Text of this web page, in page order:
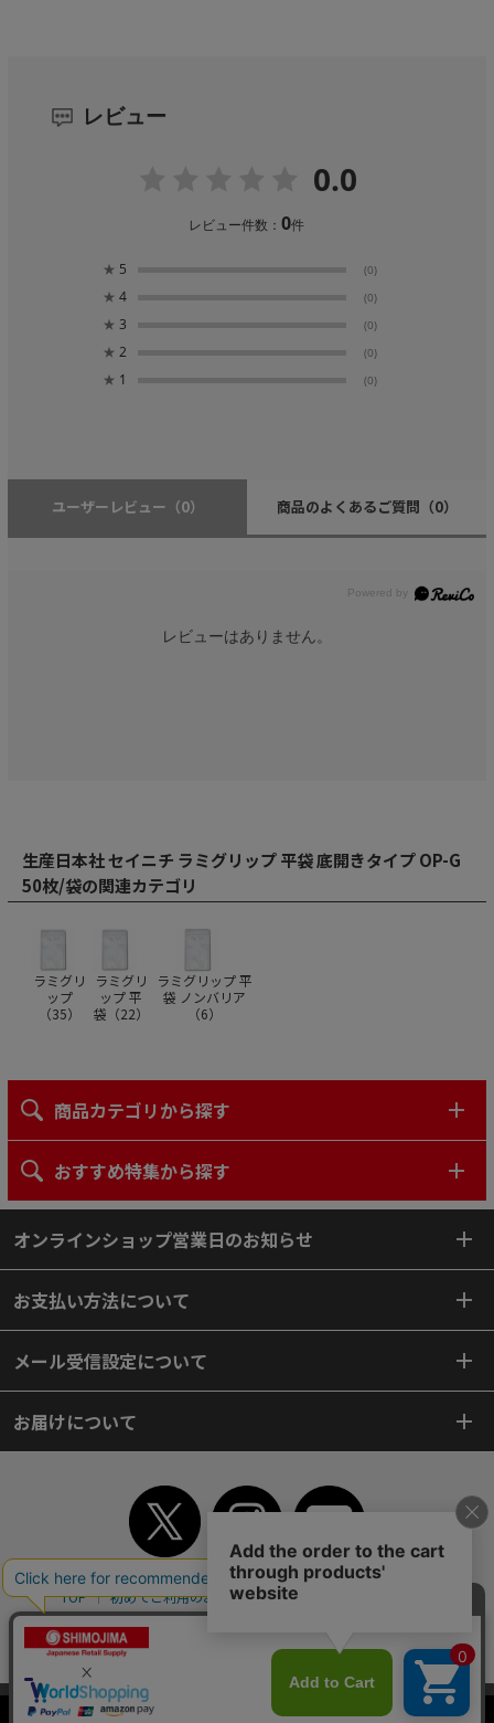
当サイトはクッキー（Cookie）を使用しています。Cookieの使用に同意いた
レビュー
0.0
レビュー件数：0件
★ 5 (0)
★ 4 (0)
★ 3 (0)
★ 2 (0)
★ 1 (0)
ユーザーレビュー （0） 商品のよくあるご質問 （0）
レビューはありません。
生産日本社 セイニチ ラミグリップ 平袋 底開きタイプ OP-G
50枚/袋の関連カテゴリ
ラミグリ
ップ
（35）
ラミグリ
ップ 平
袋（22）
ラミグリップ 平
袋 ノンバリア
（6）
商品カテゴリから探す
おすすめ特集から探す
オンラインショップ営業日のお知らせ
お支払い方法について
メール受信設定について
お届けについて
TOP 初めてご利用のお客様へ ご利用案内
個人情報保護方針
よくあるご質問
サイトマップ
WEBカタログ
Copyright© 2018 SHIMOJIMA Co.,Ltd. All Rights Reserved.